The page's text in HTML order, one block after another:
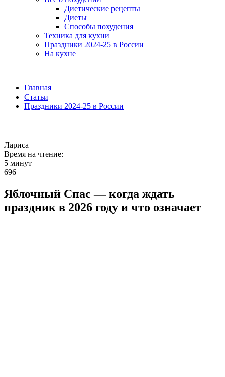
Диетические рецепты
Диеты
Способы похудения
Техника для кухни
Праздники 2024-25 в России
На кухне
Главная
Статьи
Праздники 2024-25 в России
Лариса
Время на чтение:
5 минут
696
Яблочный Спас — когда ждать
праздник в 2026 году и что означает